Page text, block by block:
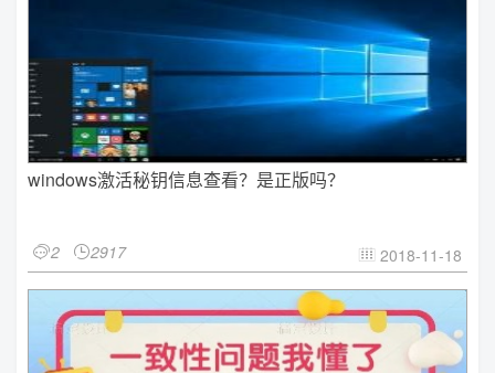
windows激活秘钥信息查看？是正版吗？
2 2917  2018-11-18